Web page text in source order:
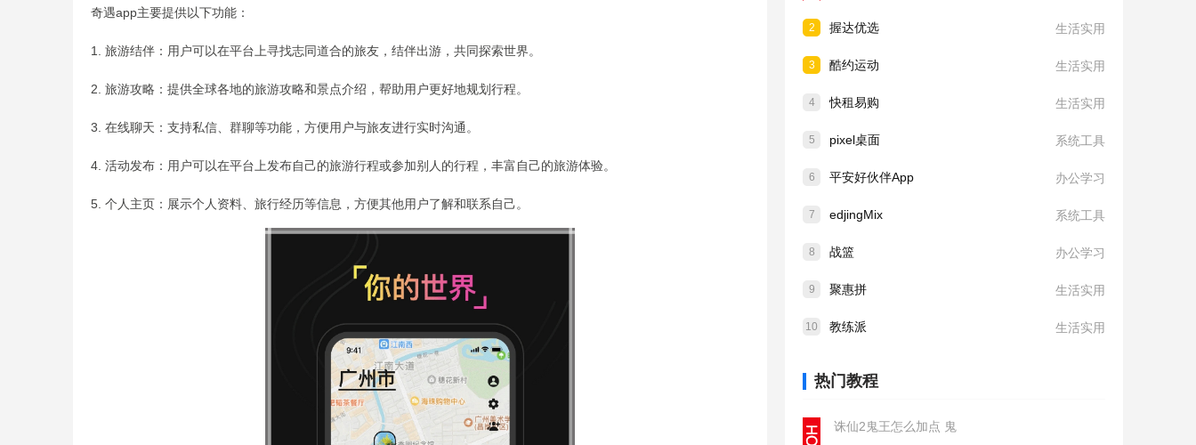
奇遇app主要提供以下功能：
1. 旅游结伴：用户可以在平台上寻找志同道合的旅友，结伴出游，共同探索世界。
2. 旅游攻略：提供全球各地的旅游攻略和景点介绍，帮助用户更好地规划行程。
3. 在线聊天：支持私信、群聊等功能，方便用户与旅友进行实时沟通。
4. 活动发布：用户可以在平台上发布自己的旅游行程或参加别人的行程，丰富自己的旅游体验。
5. 个人主页：展示个人资料、旅行经历等信息，方便其他用户了解和联系自己。
2 握达优选 生活实用
3 酷约运动 生活实用
4 快租易购 生活实用
5 pixel桌面 系统工具
6 平安好伙伴App 办公学习
7 edjingMix 系统工具
8 战篮 办公学习
9 聚惠拼 生活实用
10 教练派 生活实用
热门教程
诛仙2鬼王怎么加点 鬼